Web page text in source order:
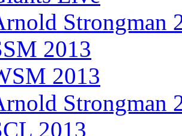
Strongman
2013
2013
Strongman
2013